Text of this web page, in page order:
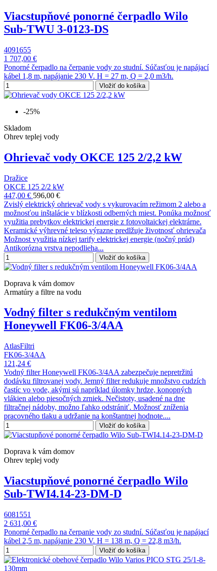
Viacstupňové ponorné čerpadlo Wilo
Sub-TWU 3-0123-DS
4091655
1 707,00 €
Ponorné čerpadlo na čerpanie vody zo studní. Súčasťou je napájací
kábel 1,8 m, napájanie 230 V. H = 27 m, Q = 2,0 m3/h.
Vložiť do košíka
-25%
Skladom
Ohrev teplej vody
Ohrievač vody OKCE 125 2/2,2 kW
Dražice
OKCE 125 2/2 kW
447,00 € 596,00 €
Zvislý elektrický ohrievač vody s vykurovacím režimom 2 alebo a
možnosťou inštalácie v blízkosti odberných miest. Ponúka možnosť
využitia prebytkov elektrickej energie z fotovoltaickej elektrárne.
Keramické výhrevné teleso výrazne predlžuje životnosť ohrievača
Možnost využitia nízkej tarify elektrickej energie (nočný prúd)
Antikorózna vrstva nepodlieha...
Vložiť do košíka
Doprava k vám domov
Armatúry a filtre na vodu
Vodný filter s redukčným ventilom
Honeywell FK06-3/4AA
AtlasFiltri
FK06-3/4AA
121,24 €
Vodný filter Honeywell FK06-3/4AA zabezpečuje nepretržitú
dodávku filtrovanej vody. Jemný filter redukuje množstvo cudzích
častíc vo vode, akými sú napríklad úlomky hrdze, konopných
vlákien alebo piesočných zrniek. Nečistoty, usadené na dne
filtračnej nádoby, možno ľahko odstrániť. Možnosť zníženia
pracovného tlaku a udržanie na konštantnej hodnote....
Vložiť do košíka
Doprava k vám domov
Ohrev teplej vody
Viacstupňové ponorné čerpadlo Wilo
Sub-TWI4.14-23-DM-D
6081551
2 631,00 €
Ponorné čerpadlo na čerpanie vody zo studní. Súčasťou je napájací
kábel 2,5 m, napájanie 230 V. H = 138 m, Q = 22,8 m3/h.
Vložiť do košíka